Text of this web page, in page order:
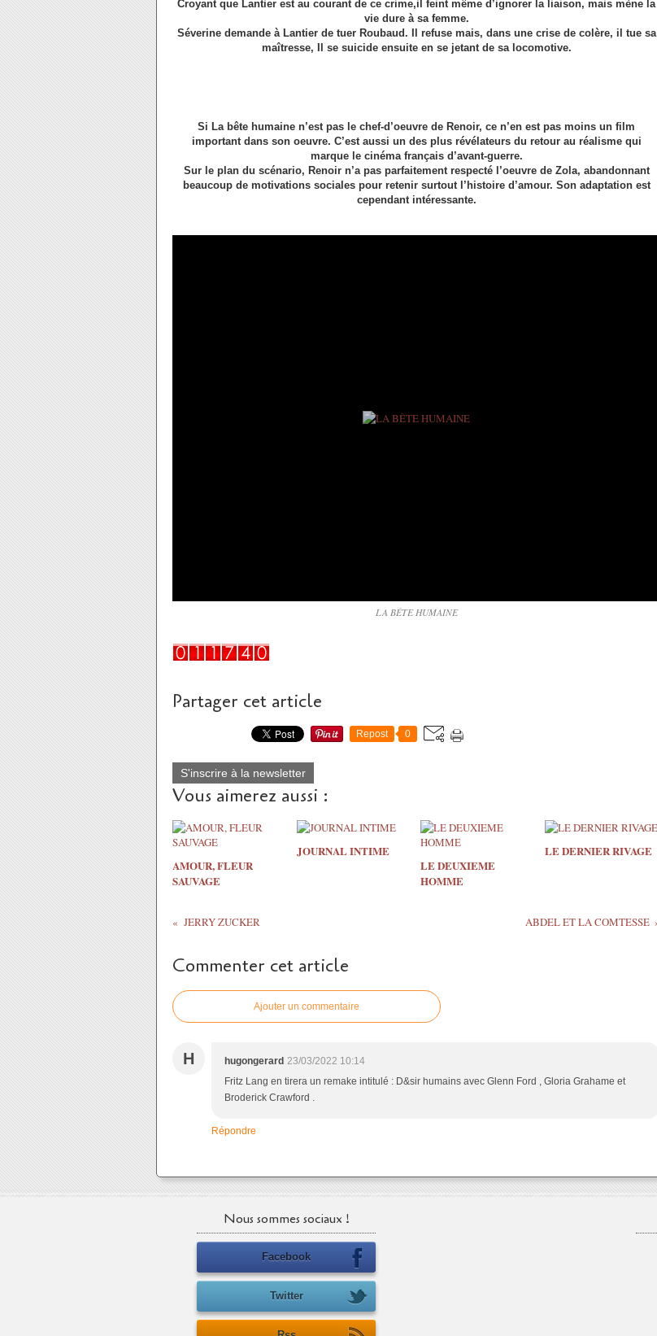
Croyant que Lantier est au courant de ce crime,il feint même d’ignorer la liaison, mais mène la
vie dure à sa femme.
Séverine demande à Lantier de tuer Roubaud. Il refuse mais, dans une crise de colère, il tue sa
maîtresse, Il se suicide ensuite en se jetant de sa locomotive.
Si La bête humaine n’est pas le chef-d’oeuvre de Renoir, ce n’en est pas moins un film
important dans son oeuvre. C’est aussi un des plus révélateurs du retour au réalisme qui
marque le cinéma français d’avant-guerre.
Sur le plan du scénario, Renoir n’a pas parfaitement respecté l’oeuvre de Zola, abandonnant
beaucoup de motivations sociales pour retenir surtout l’histoire d’amour. Son adaptation est
cependant intéressante.
LA BÊTE HUMAINE
Partager cet article
Repost 0
S'inscrire à la newsletter
Vous aimerez aussi :
AMOUR, FLEUR
SAUVAGE
JOURNAL INTIME
LE DEUXIEME
HOMME
LE DERNIER RIVAGE
JERRY ZUCKER ABDEL ET LA COMTESSE
Commenter cet article
Ajouter un commentaire
H hugongerard 23/03/2022 10:14
Fritz Lang en tirera un remake intitulé : D&sir humains avec Glenn Ford , Gloria Grahame et
Broderick Crawford .
Répondre
Nous sommes sociaux !
Facebook
Twitter